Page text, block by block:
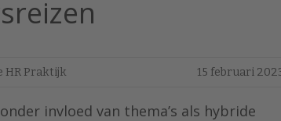
HR Praktijk 15 februari
invloed van thema’s als hybride